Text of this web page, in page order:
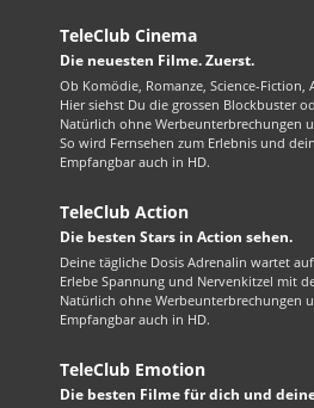
TeleClub Cinema
Die neuesten Filme. Zuerst.
Ob Komödie, Romanze, Science-
Hier siehst Du die grossen Blockbuster
Natürlich ohne Werbeunterbrechungen
So wird Fernsehen zum Erlebnis und
Empfangbar auch in HD.
TeleClub Action
Die besten Stars in Action sehen.
Deine tägliche Dosis Adrenalin wartet
Erlebe Spannung und Nervenkitzel mit
Natürlich ohne Werbeunterbrechungen
Empfangbar auch in HD.
TeleClub Emotion
Die besten Filme für dich und